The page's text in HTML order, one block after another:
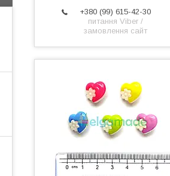
+380 (99) 615-42-30
питання Viber /
замовлення сайт